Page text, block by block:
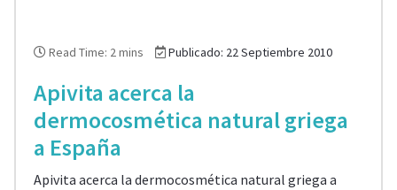
Read Time: 2 mins Publicado: 22 Septiembre 2010
Apivita acerca la
dermocosmética natural griega
a España
Apivita acerca la dermocosmética natural griega a